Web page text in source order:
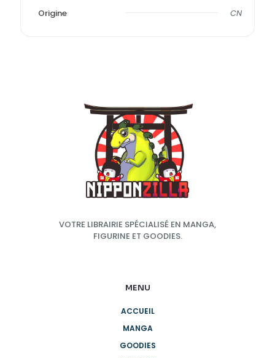
Origine
CN
VOTRE LIBRAIRIE SPÉCIALISÉ EN MANGA,
FIGURINE ET GOODIES.
MENU
ACCUEIL
MANGA
GOODIES